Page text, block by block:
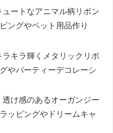
ュートなアニマル柄リボン
ングやペット用品作り
ラキラ輝くメタリックリボ
やパーティーデコレーシ
透け感のあるオーガンジー
ッピングやドリームキャ